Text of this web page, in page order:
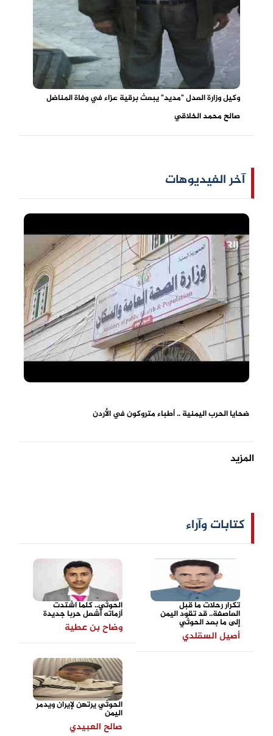
وكيل وزارة العدل "مديد" يبعث برقية عزاء في وفاة المناضل
صالح محمد الخلاقي
آخر الفيديوهات
ضحايا الحرب اليمنية .. أطباء متروكون في الأردن
المزيد
كتابات وآراء
تكرار رحلات ما قبل
العاصفة.. قد تقود اليمن
إلى ما بعد الحوثي
أصيل السقلدي
الحوثي.. كلما اشتدت
أزماته أشعل حربا جديدة
وضاح بن عطية
الحوثي يرتهن لإيران ويدمر
اليمن
صالح العبيدي